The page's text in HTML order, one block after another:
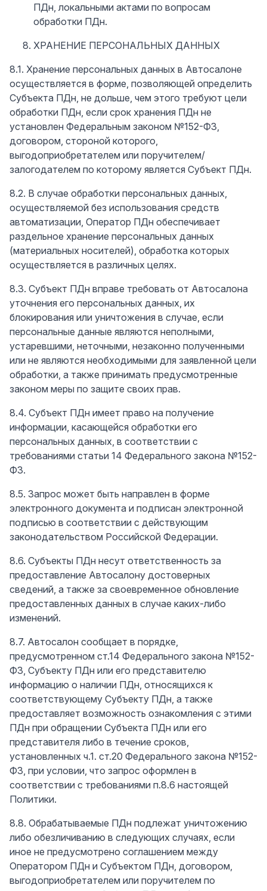
ПДн, локальными актами по вопросам
обработки ПДн.
ХРАНЕНИЕ ПЕРСОНАЛЬНЫХ ДАННЫХ
8.1. Хранение персональных данных в Автосалоне
осуществляется в форме, позволяющей определить
Субъекта ПДн, не дольше, чем этого требуют цели
обработки ПДн, если срок хранения ПДн не
установлен Федеральным законом №152-ФЗ,
договором, стороной которого,
выгодоприобретателем или поручителем/
залогодателем по которому является Субъект ПДн.
8.2. В случае обработки персональных данных,
осуществляемой без использования средств
автоматизации, Оператор ПДн обеспечивает
раздельное хранение персональных данных
(материальных носителей), обработка которых
осуществляется в различных целях.
8.3. Субъект ПДн вправе требовать от Автосалона
уточнения его персональных данных, их
блокирования или уничтожения в случае, если
персональные данные являются неполными,
устаревшими, неточными, незаконно полученными
или не являются необходимыми для заявленной цели
обработки, а также принимать предусмотренные
законом меры по защите своих прав.
8.4. Субъект ПДн имеет право на получение
информации, касающейся обработки его
персональных данных, в соответствии с
требованиями статьи 14 Федерального закона №152-
ФЗ.
8.5. Запрос может быть направлен в форме
электронного документа и подписан электронной
подписью в соответствии с действующим
законодательством Российской Федерации.
8.6. Субъекты ПДн несут ответственность за
предоставление Автосалону достоверных
сведений, а также за своевременное обновление
предоставленных данных в случае каких-либо
изменений.
8.7. Автосалон сообщает в порядке,
предусмотренном ст.14 Федерального закона №152-
ФЗ, Субъекту ПДн или его представителю
информацию о наличии ПДн, относящихся к
соответствующему Субъекту ПДн, а также
предоставляет возможность ознакомления с этими
ПДн при обращении Субъекта ПДн или его
представителя либо в течение сроков,
установленных ч.1. ст.20 Федерального закона №152-
ФЗ, при условии, что запрос оформлен в
соответствии с требованиями п.8.6 настоящей
Политики.
8.8. Обрабатываемые ПДн подлежат уничтожению
либо обезличиванию в следующих случаях, если
иное не предусмотрено соглашением между
Оператором ПДн и Субъектом ПДн, договором,
выгодоприобретателем или поручителем по